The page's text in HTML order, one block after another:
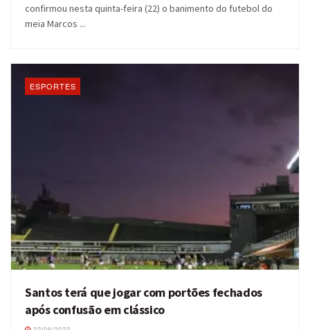
confirmou nesta quinta-feira (22) o banimento do futebol do
meia Marcos ...
ESPORTES
Santos terá que jogar com portões fechados
após confusão em clássico